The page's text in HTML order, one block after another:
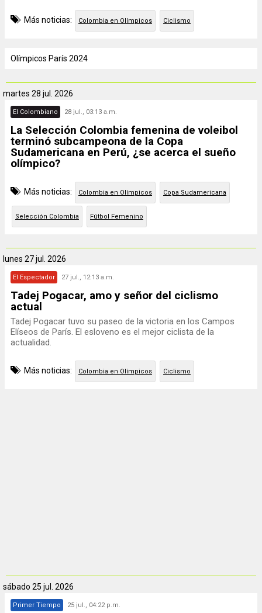
Más noticias: Colombia en Olímpicos Ciclismo
Olímpicos París 2024
martes 28 jul. 2026
El Colombiano 28 jul., 03:13 a.m.
La Selección Colombia femenina de voleibol
terminó subcampeona de la Copa
Sudamericana en Perú, ¿se acerca el sueño
olímpico?
Más noticias: Colombia en Olímpicos Copa Sudamericana
Selección Colombia Fútbol Femenino
lunes 27 jul. 2026
El Espectador 27 jul., 12:13 a.m.
Tadej Pogacar, amo y señor del ciclismo
actual
Tadej Pogacar tuvo su paseo de la victoria en los Campos
Elíseos de París. El esloveno es el mejor ciclista de la
actualidad.
Más noticias: Colombia en Olímpicos Ciclismo
sábado 25 jul. 2026
Primer Tiempo 25 jul., 04:22 p.m.